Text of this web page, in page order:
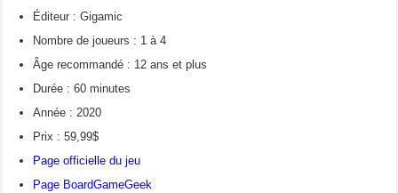
Éditeur : Gigamic
Nombre de joueurs : 1 à 4
Âge recommandé : 12 ans et plus
Durée : 60 minutes
Année : 2020
Prix : 59,99$
Page officielle du jeu
Page BoardGameGeek